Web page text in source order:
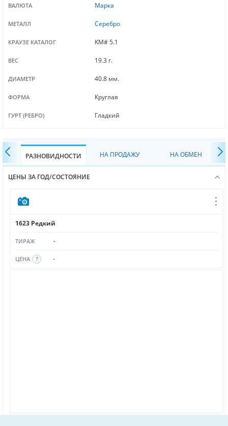
ВАЛЮТА Марка
МЕТАЛЛ Серебро
КРАУЗЕ КАТАЛОГ KM# 5.1
ВЕС 19.3 г.
ДИАМЕТР 40.8 мм.
ФОРМА Круглая
ГУРТ (РЕБРО) Гладкий
РАЗНОВИДНОСТИ НА ПРОДАЖУ НА ОБМЕН
ЦЕНЫ ЗА ГОД/СОСТОЯНИЕ
1623 Редкий
ТИРАЖ -
ЦЕНА -